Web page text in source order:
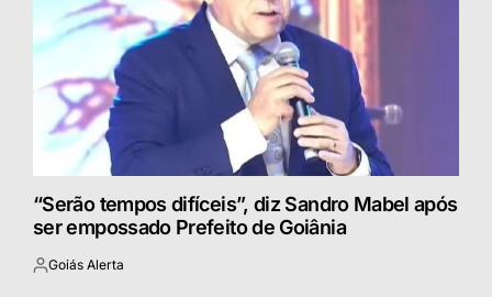
“Serão tempos difíceis”, diz Sandro Mabel após
ser empossado Prefeito de Goiânia
Postado
Goiás Alerta